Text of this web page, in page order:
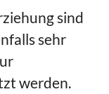
sind
sehr
werden.